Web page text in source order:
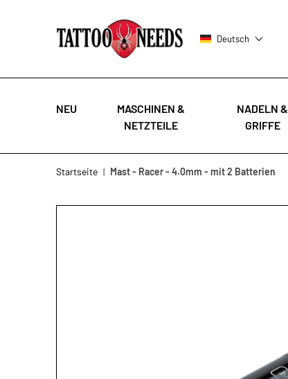
Deutsch
NEU
MASCHINEN &
NETZTEILE
NADELN &
GRIFFE
Startseite | Mast - Racer - 4.0mm - mit 2 Batterien